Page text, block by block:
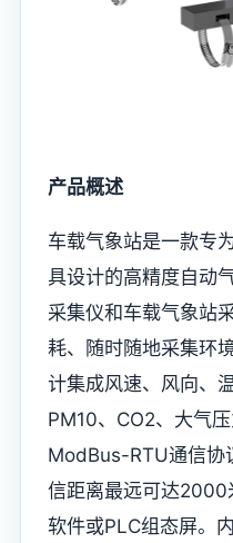
产品概述
车载气象站是一款专
具设计的高精度自动
采集仪和车载气象站
耗、随时随地采集环
计集成风速、风向、
PM10、CO2、大气
ModBus-RTU通信协
信距离最远可达2000
软件或PLC组态屏。